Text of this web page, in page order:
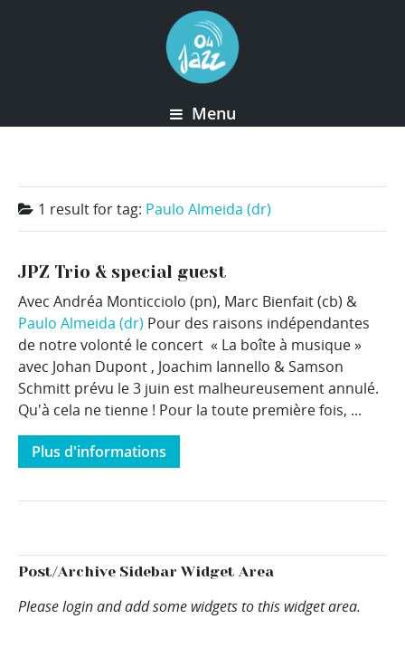
Menu
1 result fortag: Paulo Almeida (dr)
JPZ Trio & special guest
Avec Andréa Monticciolo (pn), Marc Bienfait (cb) &
Paulo Almeida (dr) Pour des raisons indépendantes
de notre volonté le concert « La boîte à musique »
avec Johan Dupont , Joachim Iannello & Samson
Schmitt prévu le 3 juin est malheureusement annulé.
Qu'à cela ne tienne ! Pour la toute première fois, ...
Plus d'informations
Post/Archive Sidebar Widget Area
Please login and add some widgets to this widget area.